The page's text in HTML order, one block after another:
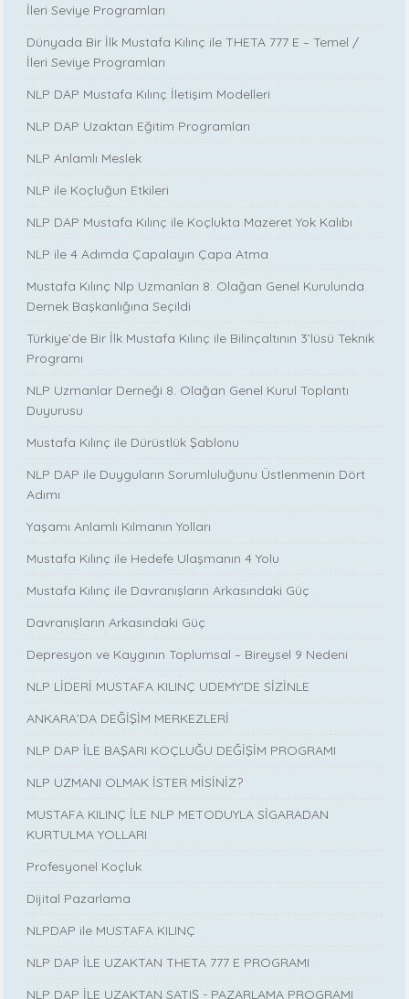
İleri Seviye Programları
Dünyada Bir İlk Mustafa Kılınç ile THETA 777 E – Temel /
İleri Seviye Programları
NLP DAP Mustafa Kılınç İletişim Modelleri
NLP DAP Uzaktan Eğitim Programları
NLP Anlamlı Meslek
NLP ile Koçluğun Etkileri
NLP DAP Mustafa Kılınç ile Koçlukta Mazeret Yok Kalıbı
NLP ile 4 Adımda Çapalayın Çapa Atma
Mustafa Kılınç Nlp Uzmanları 8. Olağan Genel Kurulunda
Dernek Başkanlığına Seçildi
Türkiye’de Bir İlk Mustafa Kılınç ile Bilinçaltının 3’lüsü Teknik
Programı
NLP Uzmanlar Derneği 8. Olağan Genel Kurul Toplantı
Duyurusu
Mustafa Kılınç ile Dürüstlük Şablonu
NLP DAP ile Duyguların Sorumluluğunu Üstlenmenin Dört
Adımı
Yaşamı Anlamlı Kılmanın Yolları
Mustafa Kılınç ile Hedefe Ulaşmanın 4 Yolu
Mustafa Kılınç ile Davranışların Arkasındaki Güç
Davranışların Arkasındaki Güç
Depresyon ve Kaygının Toplumsal – Bireysel 9 Nedeni
NLP LİDERİ MUSTAFA KILINÇ UDEMY'DE SİZİNLE
ANKARA’DA DEĞİŞİM MERKEZLERİ
NLP DAP İLE BAŞARI KOÇLUĞU DEĞİŞİM PROGRAMI
NLP UZMANI OLMAK İSTER MİSİNİZ?
MUSTAFA KILINÇ İLE NLP METODUYLA SİGARADAN
KURTULMA YOLLARI
Profesyonel Koçluk
Dijital Pazarlama
NLPDAP ile MUSTAFA KILINÇ
NLP DAP İLE UZAKTAN THETA 777 E PROGRAMI
NLP DAP İLE UZAKTAN SATIŞ - PAZARLAMA PROGRAMI